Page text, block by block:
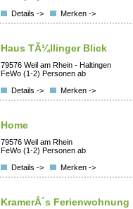
Details ->
Merken ->
Haus TÃ¼llinger Blick
79576 Weil am Rhein - Haltingen
FeWo (1-2) Personen ab
Details ->
Merken ->
Home
79576 Weil am Rhein
FeWo (1-2) Personen ab
Details ->
Merken ->
KramerÂ´s Ferienwohnung